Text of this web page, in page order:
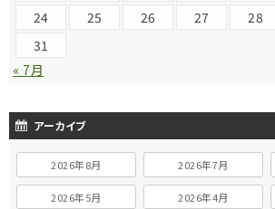
24
25 26 27 28
31
« 7月
アーカイブ
2026年8月 2026年7月
2026年5月 2026年4月